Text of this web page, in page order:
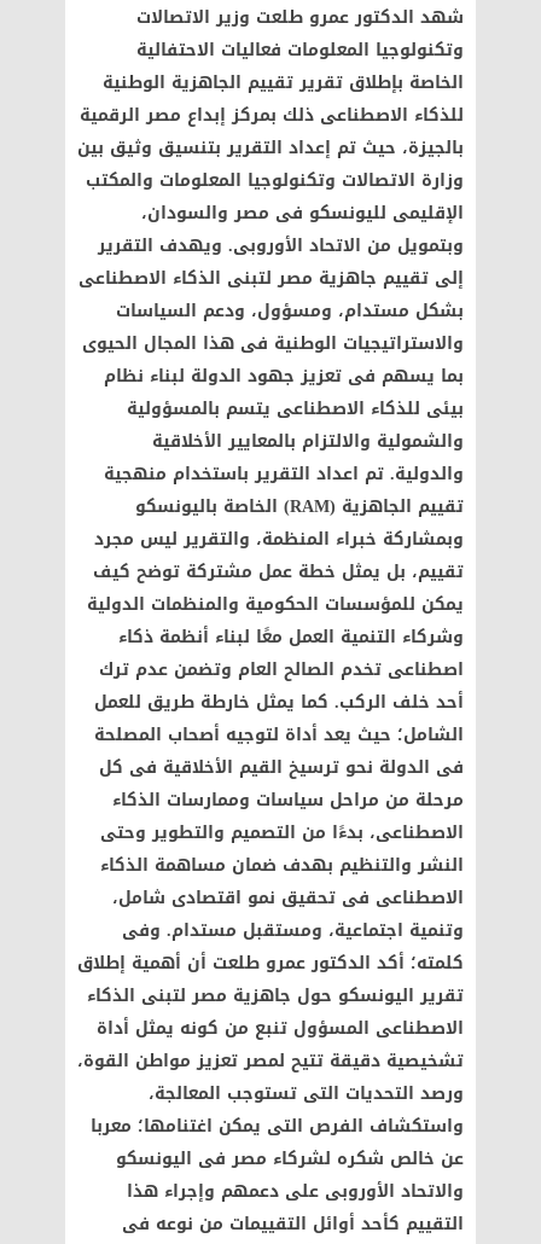
شهد الدكتور عمرو طلعت وزير الاتصالات
وتكنولوجيا المعلومات فعاليات الاحتفالية
الخاصة بإطلاق تقرير تقييم الجاهزية الوطنية
للذكاء الاصطناعى ذلك بمركز إبداع مصر الرقمية
بالجيزة، حيث تم إعداد التقرير بتنسيق وثيق بين
وزارة الاتصالات وتكنولوجيا المعلومات والمكتب
الإقليمى لليونسكو فى مصر والسودان،
وبتمويل من الاتحاد الأوروبى. ويهدف التقرير
إلى تقييم جاهزية مصر لتبنى الذكاء الاصطناعى
بشكل مستدام، ومسؤول، ودعم السياسات
والاستراتيجيات الوطنية فى هذا المجال الحيوى
بما يسهم فى تعزيز جهود الدولة لبناء نظام
بيئى للذكاء الاصطناعى يتسم بالمسؤولية
والشمولية والالتزام بالمعايير الأخلاقية
والدولية. تم اعداد التقرير باستخدام منهجية
تقييم الجاهزية (RAM) الخاصة باليونسكو
وبمشاركة خبراء المنظمة، والتقرير ليس مجرد
تقييم، بل يمثل خطة عمل مشتركة توضح كيف
يمكن للمؤسسات الحكومية والمنظمات الدولية
وشركاء التنمية العمل معًا لبناء أنظمة ذكاء
اصطناعى تخدم الصالح العام وتضمن عدم ترك
أحد خلف الركب. كما يمثل خارطة طريق للعمل
الشامل؛ حيث يعد أداة لتوجيه أصحاب المصلحة
فى الدولة نحو ترسيخ القيم الأخلاقية فى كل
مرحلة من مراحل سياسات وممارسات الذكاء
الاصطناعى، بدءًا من التصميم والتطوير وحتى
النشر والتنظيم بهدف ضمان مساهمة الذكاء
الاصطناعى فى تحقيق نمو اقتصادى شامل،
وتنمية اجتماعية، ومستقبل مستدام. وفى
كلمته؛ أكد الدكتور عمرو طلعت أن أهمية إطلاق
تقرير اليونسكو حول جاهزية مصر لتبنى الذكاء
الاصطناعى المسؤول تنبع من كونه يمثل أداة
تشخيصية دقيقة تتيح لمصر تعزيز مواطن القوة،
ورصد التحديات التى تستوجب المعالجة،
واستكشاف الفرص التى يمكن اغتنامها؛ معربا
عن خالص شكره لشركاء مصر فى اليونسكو
والاتحاد الأوروبى على دعمهم وإجراء هذا
التقييم كأحد أوائل التقييمات من نوعه فى